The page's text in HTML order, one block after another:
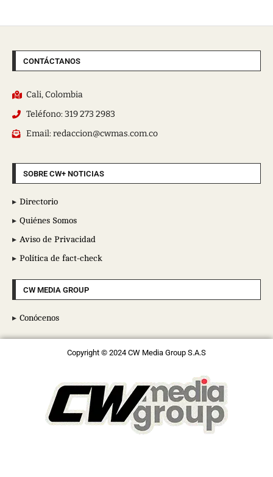
CONTÁCTANOS
Cali, Colombia
Teléfono: 319 273 2983
Email: redaccion@cwmas.com.co
SOBRE CW+ NOTICIAS
Directorio
Quiénes Somos
Aviso de Privacidad
Política de fact-check
CW MEDIA GROUP
Conócenos
Copyright © 2024 CW Media Group S.A.S